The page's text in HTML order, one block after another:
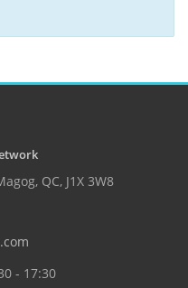
QC, J1X 3W8
- 17:30